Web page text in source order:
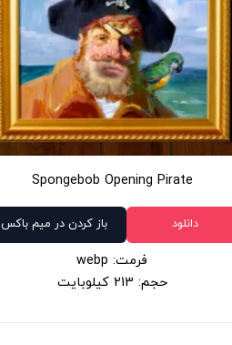
Spongebob Opening Pirate
دانلود باز کردن در میم باکس
فرمت: webp
حجم: 213 کیلوبایت